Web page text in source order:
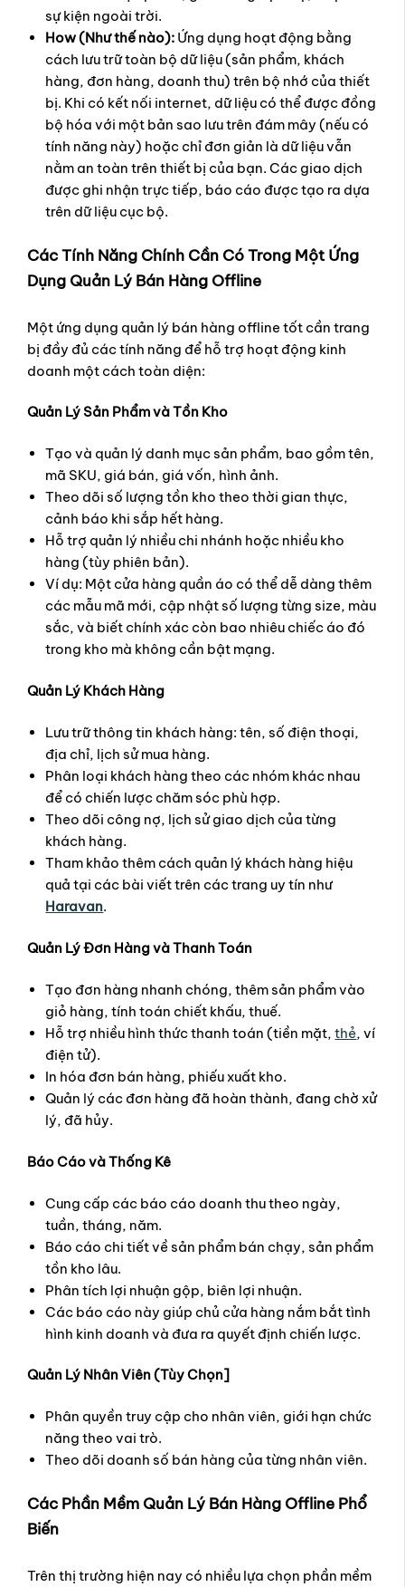
sự kiện ngoài trời.
How (Như thế nào): Ứng dụng hoạt động bằng
cách lưu trữ toàn bộ dữ liệu (sản phẩm, khách
hàng, đơn hàng, doanh thu) trên bộ nhớ của thiết
bị. Khi có kết nối internet, dữ liệu có thể được đồng
bộ hóa với một bản sao lưu trên đám mây (nếu có
tính năng này) hoặc chỉ đơn giản là dữ liệu vẫn
nằm an toàn trên thiết bị của bạn. Các giao dịch
được ghi nhận trực tiếp, báo cáo được tạo ra dựa
trên dữ liệu cục bộ.
Các Tính Năng Chính Cần Có Trong Một Ứng
Dụng Quản Lý Bán Hàng Offline
Một ứng dụng quản lý bán hàng offline tốt cần trang
bị đầy đủ các tính năng để hỗ trợ hoạt động kinh
doanh một cách toàn diện:
Quản Lý Sản Phẩm và Tồn Kho
Tạo và quản lý danh mục sản phẩm, bao gồm tên,
mã SKU, giá bán, giá vốn, hình ảnh.
Theo dõi số lượng tồn kho theo thời gian thực,
cảnh báo khi sắp hết hàng.
Hỗ trợ quản lý nhiều chi nhánh hoặc nhiều kho
hàng (tùy phiên bản).
Ví dụ: Một cửa hàng quần áo có thể dễ dàng thêm
các mẫu mã mới, cập nhật số lượng từng size, màu
sắc, và biết chính xác còn bao nhiêu chiếc áo đó
trong kho mà không cần bật mạng.
Quản Lý Khách Hàng
Lưu trữ thông tin khách hàng: tên, số điện thoại,
địa chỉ, lịch sử mua hàng.
Phân loại khách hàng theo các nhóm khác nhau
để có chiến lược chăm sóc phù hợp.
Theo dõi công nợ, lịch sử giao dịch của từng
khách hàng.
Tham khảo thêm cách quản lý khách hàng hiệu
quả tại các bài viết trên các trang uy tín như
Haravan.
Quản Lý Đơn Hàng và Thanh Toán
Tạo đơn hàng nhanh chóng, thêm sản phẩm vào
giỏ hàng, tính toán chiết khấu, thuế.
Hỗ trợ nhiều hình thức thanh toán (tiền mặt,thẻ, ví
điện tử).
In hóa đơn bán hàng, phiếu xuất kho.
Quản lý các đơn hàng đã hoàn thành, đang chờ xử
lý, đã hủy.
Báo Cáo và Thống Kê
Cung cấp các báo cáo doanh thu theo ngày,
tuần, tháng, năm.
Báo cáo chi tiết về sản phẩm bán chạy, sản phẩm
tồn kho lâu.
Phân tích lợi nhuận gộp, biên lợi nhuận.
Các báo cáo này giúp chủ cửa hàng nắm bắt tình
hình kinh doanh và đưa ra quyết định chiến lược.
Quản Lý Nhân Viên (Tùy Chọn]
Phân quyền truy cập cho nhân viên, giới hạn chức
năng theo vai trò.
Theo dõi doanh số bán hàng của từng nhân viên.
Các Phần Mềm Quản Lý Bán Hàng Offline Phổ
Biến
Trên thị trường hiện nay có nhiều lựa chọn phần mềm